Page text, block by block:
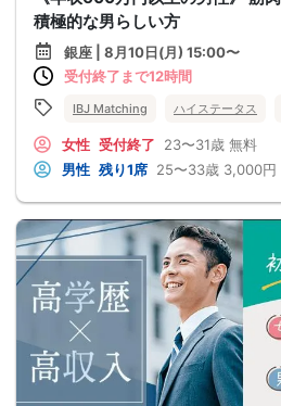
積極的な男らしい方
銀座 | 8月10日(月) 15:00〜
受付終了まで12時間
IBJ Matching ハイステータス
女性 受付終了 23〜31歳 無料
男性 残り1席 25〜33歳 3,000円